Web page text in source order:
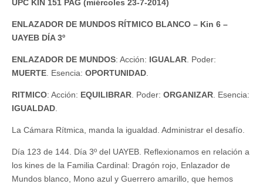
UPC KIN 151 PAG (miércoles 23-7-2014)
ENLAZADOR DE MUNDOS RÍTMICO BLANCO – Kin 6 –
UAYEB DÍA 3º
ENLAZADOR DE MUNDOS: Acción: IGUALAR . Poder:
MUERTE . Esencia: OPORTUNIDAD
RITMICO: Acción: EQUILIBRAR . Poder: ORGANIZAR . Esencia:
IGUALDAD
La Cámara Rítmica, manda la igualdad. Administrar el desafío.
Día 123 de 144. Día 3º del UAYEB. Reflexionamos en relación a
los kines de la Familia Cardinal: Dragón rojo, Enlazador de
Mundos blanco, Mono azul y Guerrero amarillo, que hemos